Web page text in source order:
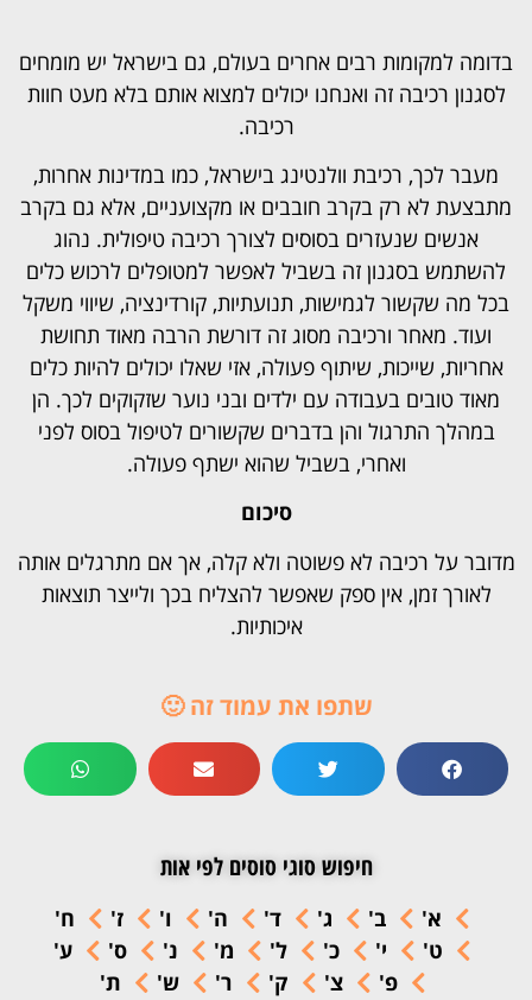
בדומה למקומות רבים אחרים בעולם, גם בישראל יש מומחים
לסגנון רכיבה זה ואנחנו יכולים למצוא אותם בלא מעט חוות
רכיבה.
מעבר לכך, רכיבת וולנטינג בישראל, כמו במדינות אחרות,
מתבצעת לא רק בקרב חובבים או מקצועניים, אלא גם בקרב
אנשים שנעזרים בסוסים לצורך רכיבה טיפולית. נהוג
להשתמש בסגנון זה בשביל לאפשר למטופלים לרכוש כלים
בכל מה שקשור לגמישות, תנועתיות, קורדינציה, שיווי משקל
ועוד. מאחר ורכיבה מסוג זה דורשת הרבה מאוד תחושת
אחריות, שייכות, שיתוף פעולה, אזי שאלו יכולים להיות כלים
מאוד טובים בעבודה עם ילדים ובני נוער שזקוקים לכך. הן
במהלך התרגול והן בדברים שקשורים לטיפול בסוס לפני
ואחרי, בשביל שהוא ישתף פעולה.
סיכום
מדובר על רכיבה לא פשוטה ולא קלה, אך אם מתרגלים אותה
לאורך זמן, אין ספק שאפשר להצליח בכך ולייצר תוצאות
איכותיות.
שתפו את עמוד זה 🙂
חיפוש סוגי סוסים לפי אות
א' ב' ג' ד' ה' ו' ז'
ח'
ט'
י' כ' ל' מ' נ' ס'
ע'
פ'
צ' ק' ר' ש' ת'